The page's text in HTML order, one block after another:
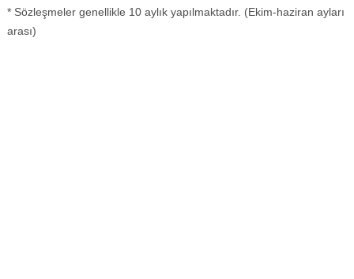
* Sözleşmeler genellikle 10 aylık yapılmaktadır. (Ekim-haziran ayları
arası)